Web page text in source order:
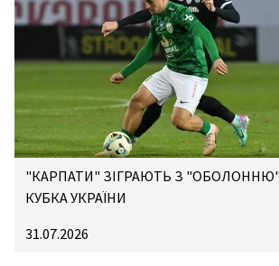
"КАРПАТИ" ЗІГРАЮТЬ З "ОБОЛОННЮ"
КУБКА УКРАЇНИ
31.07.2026